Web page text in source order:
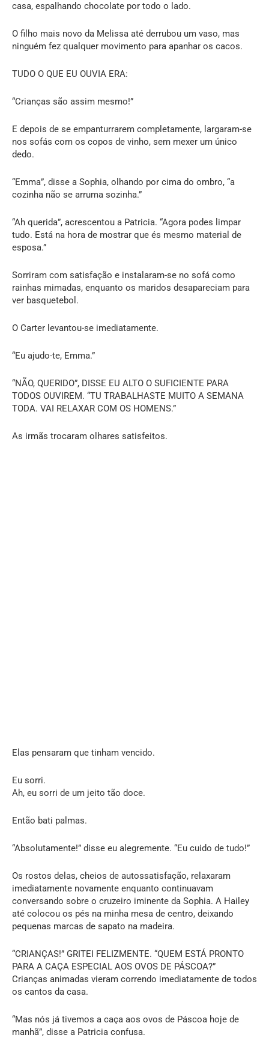
casa, espalhando chocolate por todo o lado.
O filho mais novo da Melissa até derrubou um vaso, mas
ninguém fez qualquer movimento para apanhar os cacos.
TUDO O QUE EU OUVIA ERA:
“Crianças são assim mesmo!”
E depois de se empanturrarem completamente, largaram-se
nos sofás com os copos de vinho, sem mexer um único
dedo.
“Emma”, disse a Sophia, olhando por cima do ombro, “a
cozinha não se arruma sozinha.”
“Ah querida”, acrescentou a Patricia. “Agora podes limpar
tudo. Está na hora de mostrar que és mesmo material de
esposa.”
Sorriram com satisfação e instalaram-se no sofá como
rainhas mimadas, enquanto os maridos desapareciam para
ver basquetebol.
O Carter levantou-se imediatamente.
“Eu ajudo-te, Emma.”
“NÃO, QUERIDO”, DISSE EU ALTO O SUFICIENTE PARA
TODOS OUVIREM. “TU TRABALHASTE MUITO A SEMANA
TODA. VAI RELAXAR COM OS HOMENS.”
As irmãs trocaram olhares satisfeitos.
Elas pensaram que tinham vencido.
Eu sorri.
Ah, eu sorri de um jeito tão doce.
Então bati palmas.
“Absolutamente!” disse eu alegremente. “Eu cuido de tudo!”
Os rostos delas, cheios de autossatisfação, relaxaram
imediatamente novamente enquanto continuavam
conversando sobre o cruzeiro iminente da Sophia. A Hailey
até colocou os pés na minha mesa de centro, deixando
pequenas marcas de sapato na madeira.
“CRIANÇAS!” GRITEI FELIZMENTE. “QUEM ESTÁ PRONTO
PARA A CAÇA ESPECIAL AOS OVOS DE PÁSCOA?”
Crianças animadas vieram correndo imediatamente de todos
os cantos da casa.
“Mas nós já tivemos a caça aos ovos de Páscoa hoje de
manhã”, disse a Patricia confusa.